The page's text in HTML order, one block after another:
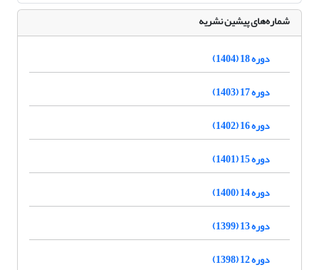
شماره‌های پیشین نشریه
دوره 18 (1404)
دوره 17 (1403)
دوره 16 (1402)
دوره 15 (1401)
دوره 14 (1400)
دوره 13 (1399)
دوره 12 (1398)